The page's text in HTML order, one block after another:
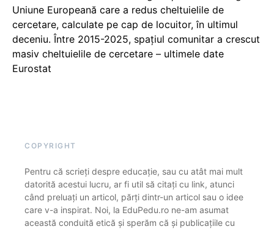
Uniune Europeană care a redus cheltuielile de
cercetare, calculate pe cap de locuitor, în ultimul
deceniu. Între 2015-2025, spațiul comunitar a crescut
masiv cheltuielile de cercetare – ultimele date
Eurostat
COPYRIGHT
Pentru că scrieți despre educație, sau cu atât mai mult
datorită acestui lucru, ar fi util să citați cu link, atunci
când preluați un articol, părți dintr-un articol sau o idee
care v-a inspirat. Noi, la EduPedu.ro ne-am asumat
această conduită etică și sperăm că și publicațiile cu